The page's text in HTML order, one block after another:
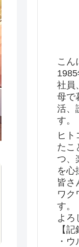
こん
社員
母で
活、
す。
ヒト
たこ
つ、
を心
皆さ
ワク
す。
よろ
【記
・